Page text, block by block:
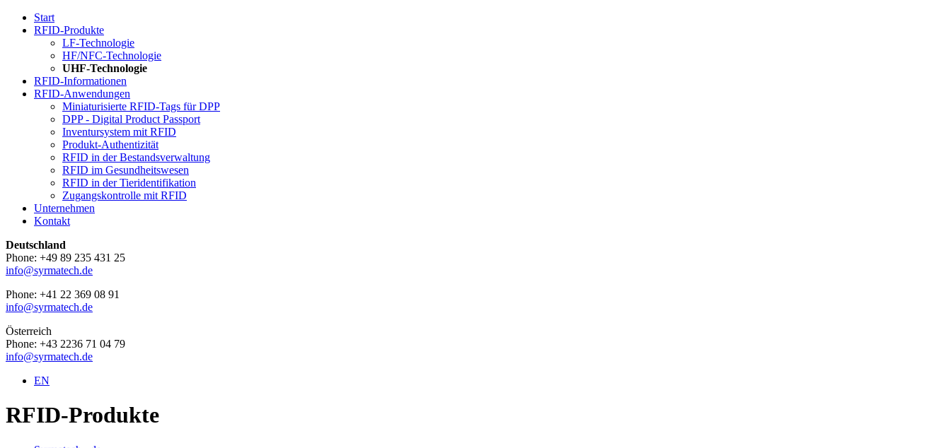
Start
RFID-Produkte
LF-Technologie
HF/NFC-Technologie
UHF-Technologie
RFID-Informationen
RFID-Anwendungen
Miniaturisierte RFID-Tags für DPP
DPP - Digital Product Passport
Inventursystem mit RFID
Produkt-Authentizität
RFID in der Bestandsverwaltung
RFID im Gesundheitswesen
RFID in der Tieridentifikation
Zugangskontrolle mit RFID
Unternehmen
Kontakt
Deutschland
Phone: +49 89 235 431 25
info@syrmatech.de
Phone: +41 22 369 08 91
info@syrmatech.de
Österreich
Phone: +43 2236 71 04 79
info@syrmatech.de
EN
RFID-Produkte